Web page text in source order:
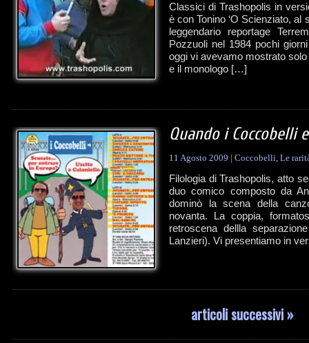
Classici di Trashopolis in
è con Tonino ‘O Scienziato, al
leggendario reportage
Pozzuoli nel 1984 pochi
oggi vi avevamo mostrato
e il monologo […]
Quando i Coccobelli
11 Agosto 2009 | Coccobelli, Le
Filologia di Trashopolis, atto
duo comico composto da
dominò la scena della
novanta. La coppia,
retroscena dellla
Lanzieri). Vi presentiamo in
articoli successivi »